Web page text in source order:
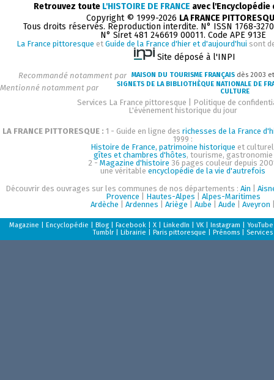
Retrouvez toute L'HISTOIRE DE FRANCE avec
Copyright © 1999-2026 LA FRANCE
Tous droits réservés. Reproduction interdite. N° ISSN 1768-
N° Siret 481 246619 00011. Code APE 913E
La France pittoresque et Guide de la France d'hier et d'aujourd'hui sont
Site déposé à l'INPI
Recommandé notamment par MAISON DU TOURISME FRANÇAIS dès 2003
Mentionné notamment par
SIGNETS DE LA BIBLIOTHÈQUE NATIONALE DE
CULTURE
Services La France pittoresque
Politique de
L'événement historique du jour
LA FRANCE PITTORESQUE : 1 - Guide en ligne des richesses de la France
1999 :
Histoire de France, patrimoine historique et
gîtes et chambres d'hôtes, tourisme, gastronomie
2 - Magazine d'histoire 36 pages couleur depuis
une véritableencyclopédie de la vie d'autrefois
Découvrir des ouvrages sur les communes de nos départements :Ain |
Provence
Hautes-Alpes
Alpes-Maritimes
Ardèche |Ardennes |Ariège |Aube |Aude |Aveyron
Magazine |Encyclopédie |Blog |Facebook |X |LinkedIn |VK |Instagram |YouTube
Tumblr |Librairie |Paris pittoresque |Prénoms Services